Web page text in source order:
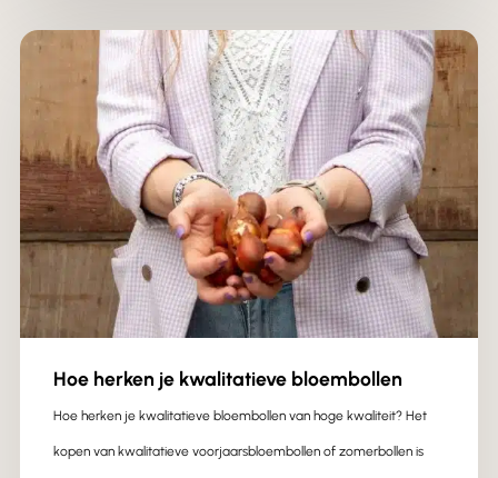
Hoe herken je kwalitatieve bloembollen
Hoe herken je kwalitatieve bloembollen van hoge kwaliteit? Het
kopen van kwalitatieve voorjaarsbloembollen of zomerbollen is